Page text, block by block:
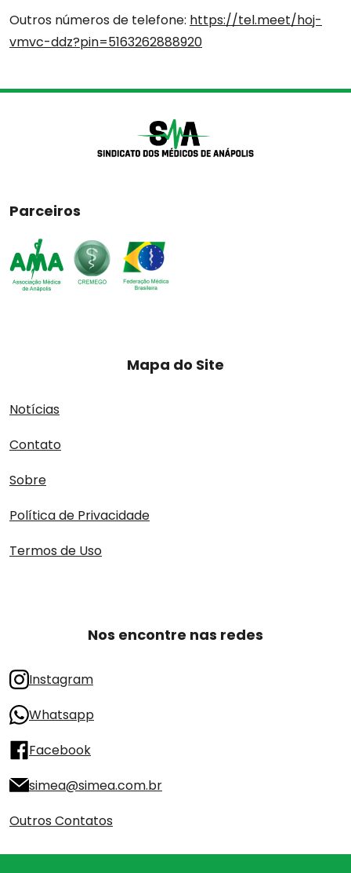
Vantagens
Outros números de telefone: https://tel.meet/hoj-
vmvc-ddz?pin=5163262888920
Parceiros
Mapa do Site
Notícias
Contato
Sobre
Política de Privacidade
Termos de Uso
Nos encontre nas redes
Instagram
Whatsapp
Facebook
simea@simea.com.br
Outros Contatos